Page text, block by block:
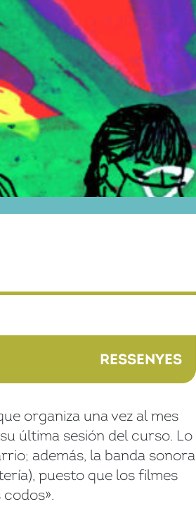
RESSENYES
organiza una vez al mes
última sesión del curso. Lo
además, la banda sonora
puesto que los filmes